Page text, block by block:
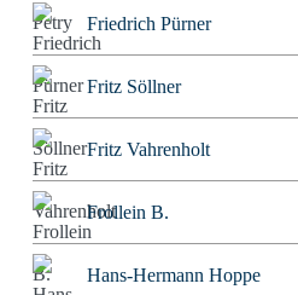
Friedrich Pürner
Fritz Söllner
Fritz Vahrenholt
Frollein B.
Hans-Hermann Hoppe